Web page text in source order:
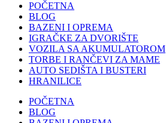
POČETNA
BLOG
BAZENI I OPREMA
IGRAČKE ZA DVORIŠTE
VOZILA SA AKUMULATOROM
TORBE I RANČEVI ZA MAME
AUTO SEDIŠTA I BUSTERI
HRANILICE
POČETNA
BLOG